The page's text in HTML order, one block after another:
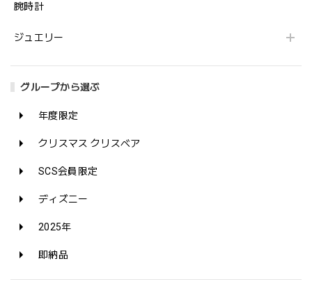
腕時計
ジュエリー
グループから選ぶ
年度限定
クリスマス クリスベア
SCS会員限定
ディズニー
2025年
即納品